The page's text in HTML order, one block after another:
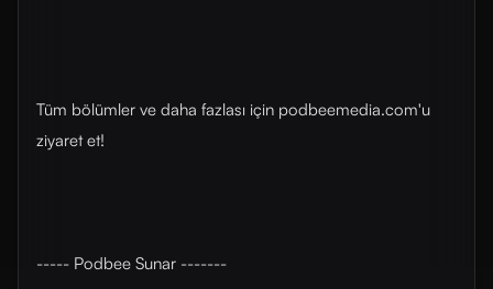
Tüm bölümler ve daha fazlası için ⁠⁠podbeemedia.com⁠⁠'u
ziyaret et!
----- Podbee Sunar -------